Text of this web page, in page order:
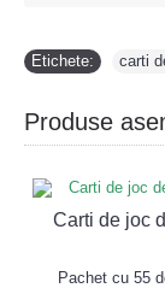
Etichete: carti
Produse
Carti de joc
Pachet cu 55